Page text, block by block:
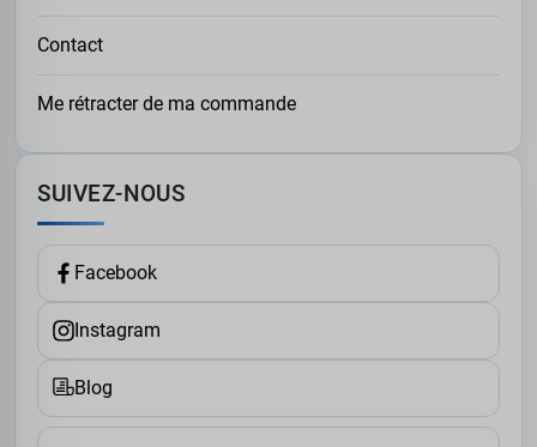
Contact
Me rétracter de ma commande
SUIVEZ-NOUS
Facebook
Instagram
Blog